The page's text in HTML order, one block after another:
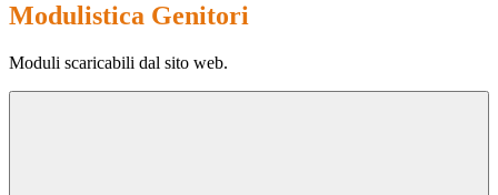
Modulistica Genitori
Moduli scaricabili dal sito web.